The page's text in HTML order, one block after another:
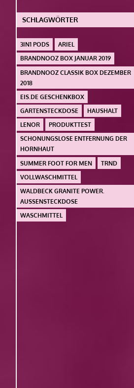
SCHLAGWÖRTER
3IN1 PODS
ARIEL
BRANDNOOZ BOX JANUAR 2019
BRANDNOOZ CLASSIK BOX DEZEMBER
2018
EIS.DE GESCHENKBOX
GARTENSTECKDOSE
HAUSHALT
LENOR
PRODUKTTEST
SCHONUNGSLOSE ENTFERNUNG DER
HORNHAUT
SUMMER FOOT FOR MEN
TRND
VOLLWASCHMITTEL
WALDBECK GRANITE POWER.
AUSSENSTECKDOSE
WASCHMITTEL